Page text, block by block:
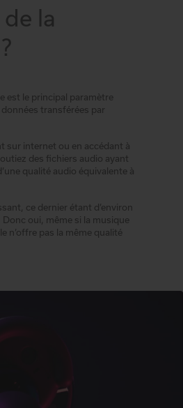
la
est le principal paramètre
transférées par
sur internet ou en accédant à
des fichiers audio ayant
qualité audio équivalente à
ce dernier étant d’environ
oui, même si la musique
n’offre pas la même qualité